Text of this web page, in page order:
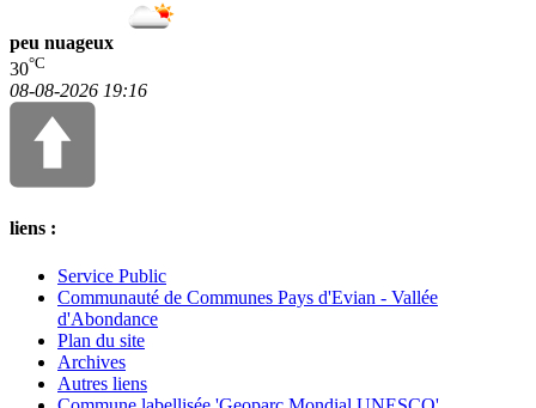
peu nuageux
30°C
08-08-2026 19:16
liens :
Service Public
Communauté de Communes Pays d'Evian - Vallée
d'Abondance
Plan du site
Archives
Autres liens